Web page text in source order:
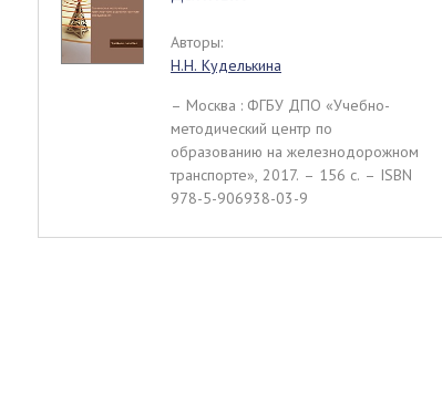
Авторы:
Н.Н. Куделькина
– Москва : ФГБУ ДПО «Учебно-
методический центр по
образованию на железнодорожном
транспорте», 2017. – 156 c. – ISBN
978-5-906938-03-9